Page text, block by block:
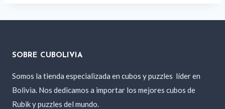
SOBRE CUBOLIVIA
Somos la tienda especializada en cubos y puzzles líder en
Bolivia. Nos dedicamos a importar los mejores cubos de
Rubik y puzzles del mundo.